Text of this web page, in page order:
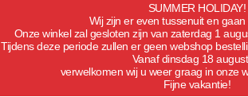
SUMMER HOLIDAY!
Wij zijn er even tussenuit en
Onze winkel zal gesloten zijn van zaterdag 1
Tijdens deze periode zullen er geen webshop
Vanaf dinsdag 18
verwelkomen wij u weer graag in onze
Fijne vakantie!